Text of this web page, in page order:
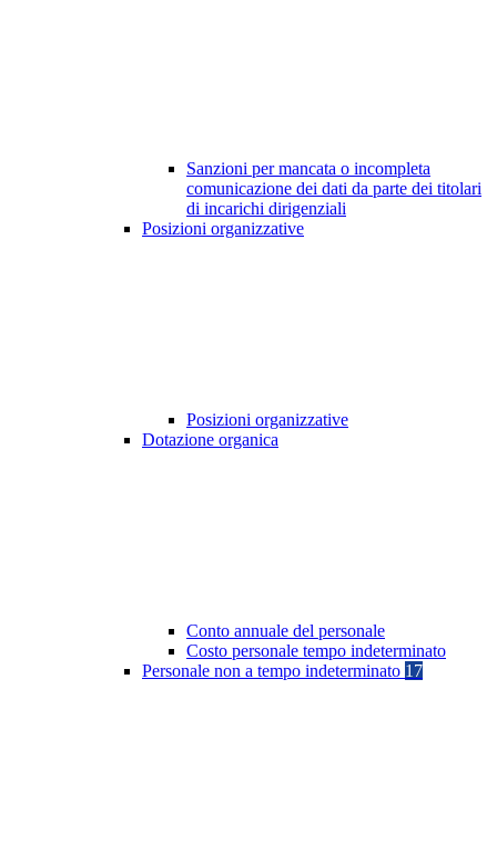
Sanzioni per mancata o incompleta
comunicazione dei dati da parte dei titolari
di incarichi dirigenziali
Posizioni organizzative
Posizioni organizzative
Dotazione organica
Conto annuale del personale
Costo personale tempo indeterminato
Personale non a tempo indeterminato 17